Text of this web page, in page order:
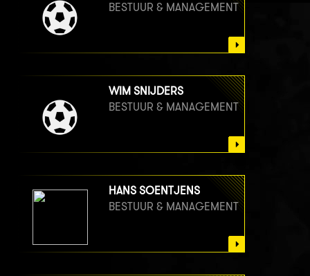
BESTUUR & MANAGEMENT
WIM SNIJDERS
BESTUUR & MANAGEMENT
HANS SOENTJENS
BESTUUR & MANAGEMENT